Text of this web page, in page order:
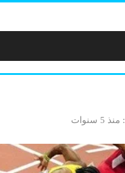
منذ 5 سنوات